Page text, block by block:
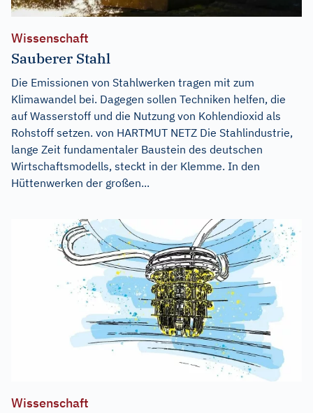
Wissenschaft
Sauberer Stahl
Die Emissionen von Stahlwerken tragen mit zum
Klimawandel bei. Dagegen sollen Techniken helfen, die
auf Wasserstoff und die Nutzung von Kohlendioxid als
Rohstoff setzen. von HARTMUT NETZ Die Stahlindustrie,
lange Zeit fundamentaler Baustein des deutschen
Wirtschaftsmodells, steckt in der Klemme. In den
Hüttenwerken der großen...
Wissenschaft